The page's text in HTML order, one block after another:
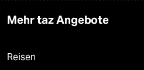
Mehr taz Angebote
Reisen